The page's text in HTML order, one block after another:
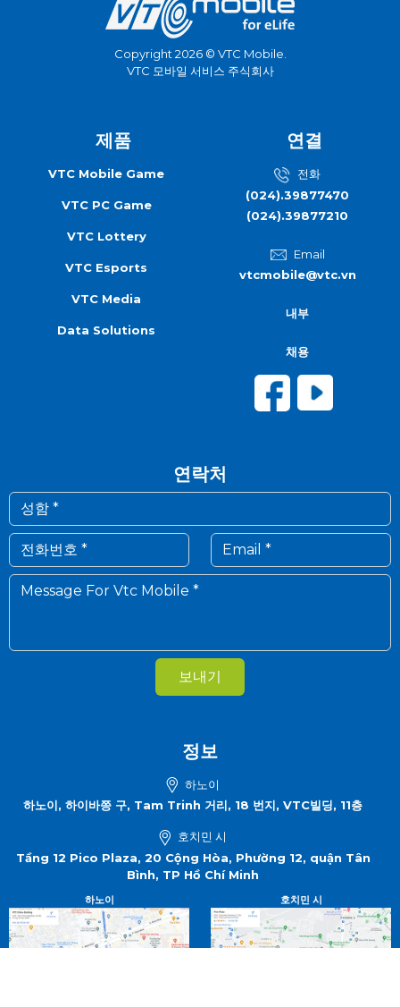
Copyright 2026 © VTC Mobile.
VTC 모바일 서비스 주식회사
제품
VTC Mobile Game
VTC PC Game
VTC Lottery
VTC Esports
VTC Media
Data Solutions
연결
전화
(024).39877470
(024).39877210
Email
vtcmobile@vtc.vn
내부
채용
연락처
보내기
정보
하노이
하노이, 하이바쯩 구, Tam Trinh 거리, 18 번지, VTC빌딩, 11층
호치민 시
Tầng 12 Pico Plaza, 20 Cộng Hòa, Phường 12, quận Tân
Bình, TP Hồ Chí Minh
하노이 호치민 시